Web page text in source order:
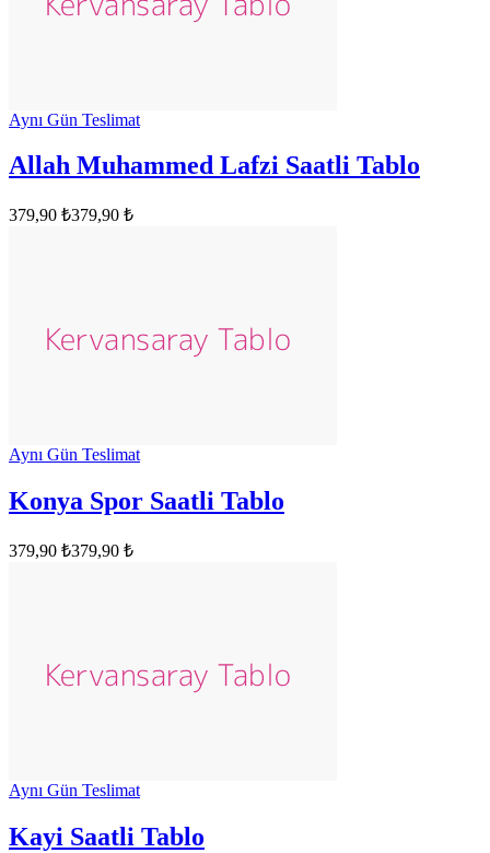
Aynı Gün Teslimat
Allah Muhammed Lafzi Saatli Tablo
379,90 ₺379,90 ₺
Aynı Gün Teslimat
Konya Spor Saatli Tablo
379,90 ₺379,90 ₺
Aynı Gün Teslimat
Kayi Saatli Tablo